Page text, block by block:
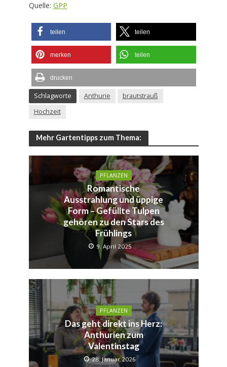
Quelle: GPP
teilen teilen
merken teilen
drucken
Schlagworte Anthurie
brautstrauß
Hochzeit
Mehr Gartentipps zum Thema:
PFLANZEN
Romantische
Ausstrahlung und üppige
Form – Gefüllte Tulpen
gehören zu den Stars des
Frühlings
9. April 2025
PFLANZEN
Das geht direkt ins Herz:
Anthurien zum
Valentinstag
28. Januar 2026